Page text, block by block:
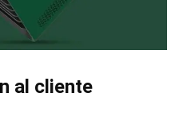
al cliente